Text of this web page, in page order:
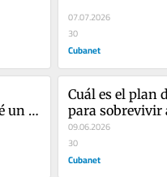
07.07.2026
30
Cubanet
un
Cuál es el plan
para sobrevivir
Trump
09.06.2026
30
Cubanet